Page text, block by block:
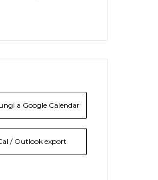
a Google Calendar
/ Outlook export